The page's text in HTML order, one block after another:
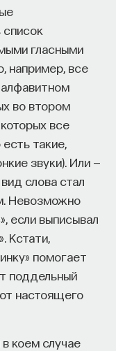
список
гласными
например, все
алфавитном
во втором
все
такие,
звуки). Или —
слова стал
Невозможно
если выписывал
Кстати,
помогает
поддельный
настоящего
коем случае
в дело